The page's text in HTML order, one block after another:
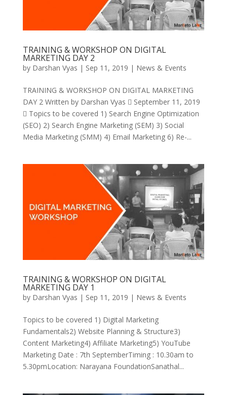
TRAINING & WORKSHOP ON DIGITAL
MARKETING DAY 2
by Darshan Vyas | Sep 11, 2019 | News & Events
TRAINING & WORKSHOP ON DIGITAL MARKETING
DAY 2 Written by Darshan Vyas  September 11, 2019
 Topics to be covered 1) Search Engine Optimization
(SEO) 2) Search Engine Marketing (SEM) 3) Social
Media Marketing (SMM) 4) Email Marketing 6) Re-...
TRAINING & WORKSHOP ON DIGITAL
MARKETING DAY 1
by Darshan Vyas | Sep 11, 2019 | News & Events
Topics to be covered 1) Digital Marketing
Fundamentals2) Website Planning & Structure3)
Content Marketing4) Affiliate Marketing5) YouTube
Marketing Date : 7th SeptemberTiming : 10.30am to
5.30pmLocation: Narayana FoundationSanathal...